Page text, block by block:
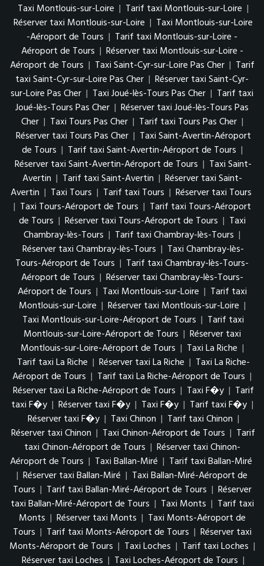
Taxi Montlouis-sur-Loire | Tarif taxi Montlouis-sur-Loire |
Réserver taxi Montlouis-sur-Loire | Taxi Montlouis-sur-Loire
-Aéroport de Tours | Tarif taxi Montlouis-sur-Loire -
Aéroport de Tours | Réserver taxi Montlouis-sur-Loire -
Aéroport de Tours | Taxi Saint-Cyr-sur-Loire Pas Cher | Tarif
taxi Saint-Cyr-sur-Loire Pas Cher | Réserver taxi Saint-Cyr-
sur-Loire Pas Cher | Taxi Joué-lès-Tours Pas Cher | Tarif taxi
Joué-lès-Tours Pas Cher | Réserver taxi Joué-lès-Tours Pas
Cher | Taxi Tours Pas Cher | Tarif taxi Tours Pas Cher |
Réserver taxi Tours Pas Cher | Taxi Saint-Avertin-Aéroport
de Tours | Tarif taxi Saint-Avertin-Aéroport de Tours |
Réserver taxi Saint-Avertin-Aéroport de Tours | Taxi Saint-
Avertin | Tarif taxi Saint-Avertin | Réserver taxi Saint-
Avertin | Taxi Tours | Tarif taxi Tours | Réserver taxi Tours
| Taxi Tours-Aéroport de Tours | Tarif taxi Tours-Aéroport
de Tours | Réserver taxi Tours-Aéroport de Tours | Taxi
Chambray-lès-Tours | Tarif taxi Chambray-lès-Tours |
Réserver taxi Chambray-lès-Tours | Taxi Chambray-lès-
Tours-Aéroport de Tours | Tarif taxi Chambray-lès-Tours-
Aéroport de Tours | Réserver taxi Chambray-lès-Tours-
Aéroport de Tours | Taxi Montlouis-sur-Loire | Tarif taxi
Montlouis-sur-Loire | Réserver taxi Montlouis-sur-Loire |
Taxi Montlouis-sur-Loire-Aéroport de Tours | Tarif taxi
Montlouis-sur-Loire-Aéroport de Tours | Réserver taxi
Montlouis-sur-Loire-Aéroport de Tours | Taxi La Riche |
Tarif taxi La Riche | Réserver taxi La Riche | Taxi La Riche-
Aéroport de Tours | Tarif taxi La Riche-Aéroport de Tours |
Réserver taxi La Riche-Aéroport de Tours | Taxi F�y | Tarif
taxi F�y | Réserver taxi F�y | Taxi F�y | Tarif taxi F�y |
Réserver taxi F�y | Taxi Chinon | Tarif taxi Chinon |
Réserver taxi Chinon | Taxi Chinon-Aéroport de Tours | Tarif
taxi Chinon-Aéroport de Tours | Réserver taxi Chinon-
Aéroport de Tours | Taxi Ballan-Miré | Tarif taxi Ballan-Miré
| Réserver taxi Ballan-Miré | Taxi Ballan-Miré-Aéroport de
Tours | Tarif taxi Ballan-Miré-Aéroport de Tours | Réserver
taxi Ballan-Miré-Aéroport de Tours | Taxi Monts | Tarif taxi
Monts | Réserver taxi Monts | Taxi Monts-Aéroport de
Tours | Tarif taxi Monts-Aéroport de Tours | Réserver taxi
Monts-Aéroport de Tours | Taxi Loches | Tarif taxi Loches |
Réserver taxi Loches | Taxi Loches-Aéroport de Tours |